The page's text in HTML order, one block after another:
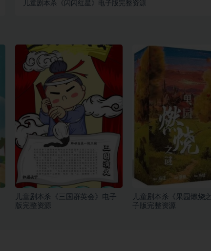
儿童剧本杀《闪闪红星》电子版完整资源
儿童剧本杀《三国群英会》电子
版完整资源
儿童剧本杀《果园燃烧
子版完整资源